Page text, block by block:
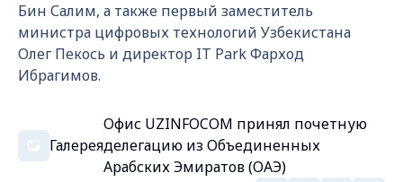
Бин Салим, а также первый заместитель
министра цифровых технологий Узбекистана
Олег Пекось и директор IT Park Фарход
Ибрагимов.
Галерея
Офис UZINFOCOM принял почетную
делегацию из Объединенных
Арабских Эмиратов (ОАЭ)